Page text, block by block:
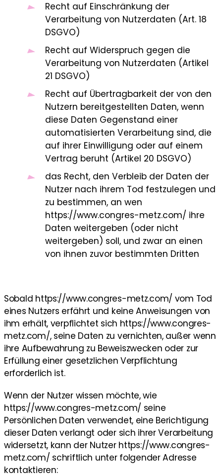
Recht auf Einschränkung der
Verarbeitung von Nutzerdaten (Art. 18
DSGVO)
Recht auf Widerspruch gegen die
Verarbeitung von Nutzerdaten (Artikel
21 DSGVO)
Recht auf Übertragbarkeit der von den
Nutzern bereitgestellten Daten, wenn
diese Daten Gegenstand einer
automatisierten Verarbeitung sind, die
auf ihrer Einwilligung oder auf einem
Vertrag beruht (Artikel 20 DSGVO)
das Recht, den Verbleib der Daten der
Nutzer nach ihrem Tod festzulegen und
zu bestimmen, an wen
https://www.congres-metz.com/ ihre
Daten weitergeben (oder nicht
weitergeben) soll, und zwar an einen
von ihnen zuvor bestimmten Dritten
Sobald https://www.congres-metz.com/ vom Tod
eines Nutzers erfährt und keine Anweisungen von
ihm erhält, verpflichtet sich https://www.congres-
metz.com/, seine Daten zu vernichten, außer wenn
ihre Aufbewahrung zu Beweiszwecken oder zur
Erfüllung einer gesetzlichen Verpflichtung
erforderlich ist.
Wenn der Nutzer wissen möchte, wie
https://www.congres-metz.com/ seine
Persönlichen Daten verwendet, eine Berichtigung
dieser Daten verlangt oder sich ihrer Verarbeitung
widersetzt, kann der Nutzer https://www.congres-
metz.com/ schriftlich unter folgender Adresse
kontaktieren: